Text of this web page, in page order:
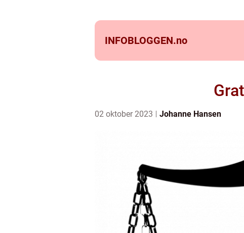
INFOBLOGGEN.no
02 oktober 2023 Johanne Hansen